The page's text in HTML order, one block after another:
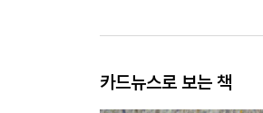
카드뉴스로 보는 책